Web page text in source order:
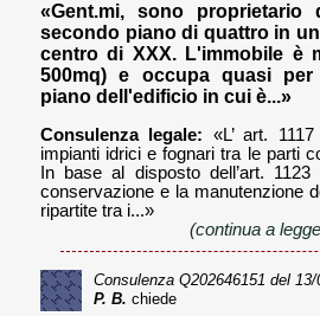
«Gent.mi, sono proprietario
secondo piano di quattro in
centro di XXX. L'immobile è
500mq) e occupa quasi
piano dell'edificio in cui è...»
Consulenza legale: «L’ art.
impianti idrici e fognari tra le parti
In base al disposto dell’art.
conservazione e la manutenzione
ripartite tra i...»
(continua a
Consulenza Q202646151 del 13/
P. B. chiede